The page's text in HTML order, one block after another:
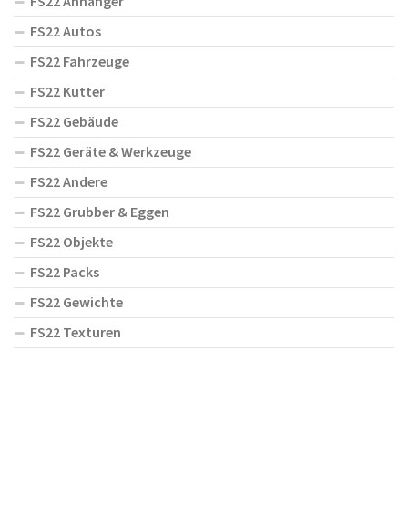
FS22 Autos
FS22 Fahrzeuge
FS22 Kutter
FS22 Gebäude
FS22 Geräte & Werkzeuge
FS22 Andere
FS22 Grubber & Eggen
FS22 Objekte
FS22 Packs
FS22 Gewichte
FS22 Texturen